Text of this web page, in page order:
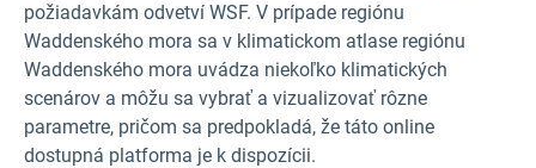
požiadavkám odvetví WSF. V prípade regiónu
Waddenského mora sa v klimatickom atlase regiónu
Waddenského mora uvádza niekoľko klimatických
scenárov a môžu sa vybrať a vizualizovať rôzne
parametre, pričom sa predpokladá, že táto online
dostupná platforma je k dispozícii.